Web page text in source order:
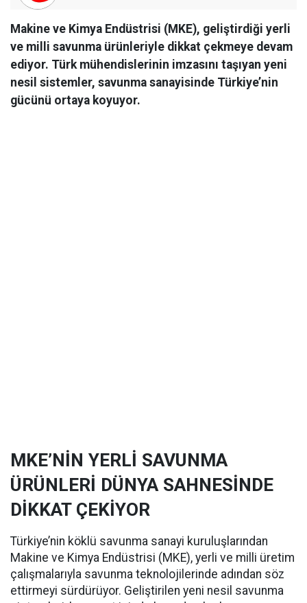
Makine ve Kimya Endüstrisi (MKE), geliştirdiği yerli
ve milli savunma ürünleriyle dikkat çekmeye devam
ediyor. Türk mühendislerinin imzasını taşıyan yeni
nesil sistemler, savunma sanayisinde Türkiye’nin
gücünü ortaya koyuyor.
MKE’NİN YERLİ SAVUNMA
ÜRÜNLERİ DÜNYA SAHNESİNDE
DİKKAT ÇEKİYOR
Türkiye’nin köklü savunma sanayi kuruluşlarından
Makine ve Kimya Endüstrisi (MKE), yerli ve milli üretim
çalışmalarıyla savunma teknolojilerinde adından söz
ettirmeyi sürdürüyor. Geliştirilen yeni nesil savunma